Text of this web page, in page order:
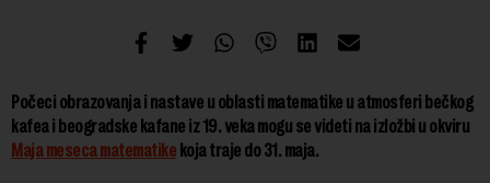
Počeci obrazovanja i nastave u oblasti matematike u atmosferi bečkog
kafea i beogradske kafane iz 19. veka mogu se videti na izložbi u okviru
Maja meseca matematike koja traje do 31. maja.